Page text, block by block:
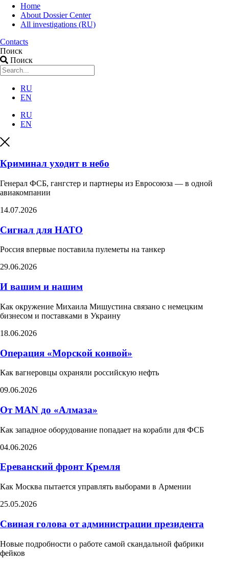
Home
About Dossier Center
All investigations (RU)
Contacts
Поиск
Поиск
RU
EN
RU
EN
Криминал уходит в небо
Генерал ФСБ, гангстер и партнеры из Евросоюза — в одной
авиакомпании
14.07.2026
Сигнал для НАТО
Россия впервые поставила пулеметы на танкер​
29.06.2026
И вашим и нашим
Как окружение Михаила Мишустина связано с немецким
бизнесом и поставками в Украину
18.06.2026
Операция «Морской конвой»
Как вагнеровцы охраняли российскую нефть
09.06.2026
От MAN до «Алмаза»
Как западное оборудование попадает на корабли для ФСБ
04.06.2026
Ереванский фронт Кремля
Как Москва пытается управлять выборами в Армении​
25.05.2026
Свиная голова от администрации президента
Новые подробности о работе самой скандальной фабрики
фейков